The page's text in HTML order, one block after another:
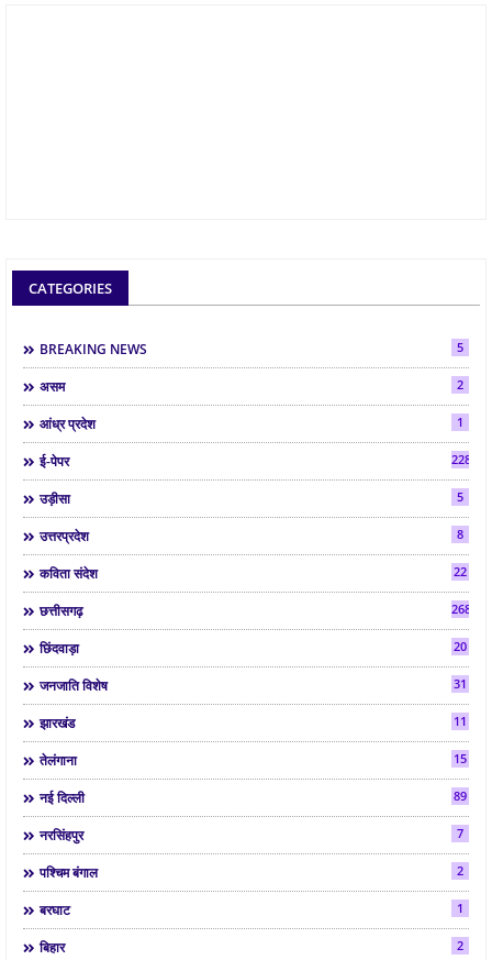
CATEGORIES
BREAKING NEWS 5
असम 2
आंध्र प्रदेश 1
ई-पेपर 2286
उड़ीसा 5
उत्तरप्रदेश 8
कविता संदेश 22
छत्तीसगढ़ 268
छिंदवाड़ा 20
जनजाति विशेष 31
झारखंड 11
तेलंगाना 15
नई दिल्ली 89
नरसिंहपुर 7
पश्चिम बंगाल 2
बरघाट 1
बिहार 2